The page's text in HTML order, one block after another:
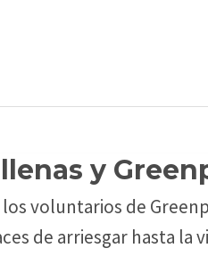
y
los voluntarios de
de arriesgar hasta la